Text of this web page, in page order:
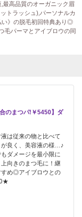
最高品質のオーガニック眉
トラッシュ),パーソナルカ
》の脱毛初回特典あり◎
毛パーマとアイブロウの同
のまつパ!￥5450】ダ
は従来の物と比べて
良く、美容液の様…♪
ダメージを最小限に
向きのまつ毛に！継
すめ◎アイブロウとの